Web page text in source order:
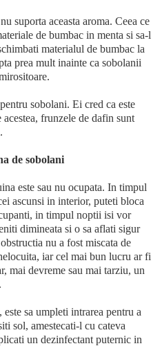
suporta aceasta aroma. Ceea ce
de bumbac in menta si sa-l
materialul de bumbac la
prea mult inainte ca sobolanii
sobolani. Ei cred ca este
frunzele de dafin sunt
de sobolani
este sau nu ocupata. In timpul
ascunsi in interior, puteti bloca
in timpul noptii isi vor
dimineata si o sa aflati sigur
nu a fost miscata de
iar cel mai bun lucru ar fi
mai devreme sau mai tarziu, un
sa umpleti intrarea pentru a
sol, amestecati-l cu cateva
un dezinfectant puternic in